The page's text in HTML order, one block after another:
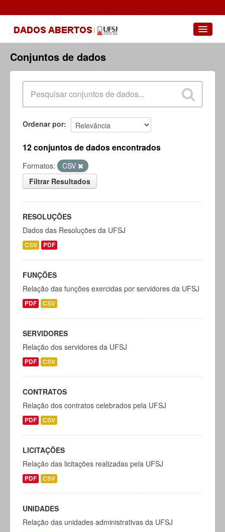
Conjuntos de dados
Grupos
Conjuntos de dados
Ordenar por
12 conjuntos de dados encontrados
Formatos:
CSV
Filtrar Resultados
RESOLUÇÕES
Dados das Resoluções da UFSJ
CSV PDF
FUNÇÕES
Relação das funções exercidas por servidores da UFSJ
PDF CSV
SERVIDORES
Relação dos servidores da UFSJ
PDF CSV
CONTRATOS
Relação dos contratos celebrados pela UFSJ
PDF CSV
LICITAÇÕES
Relação das licitações realizadas pela UFSJ
PDF CSV
UNIDADES
Relação das unidades administrativas da UFSJ